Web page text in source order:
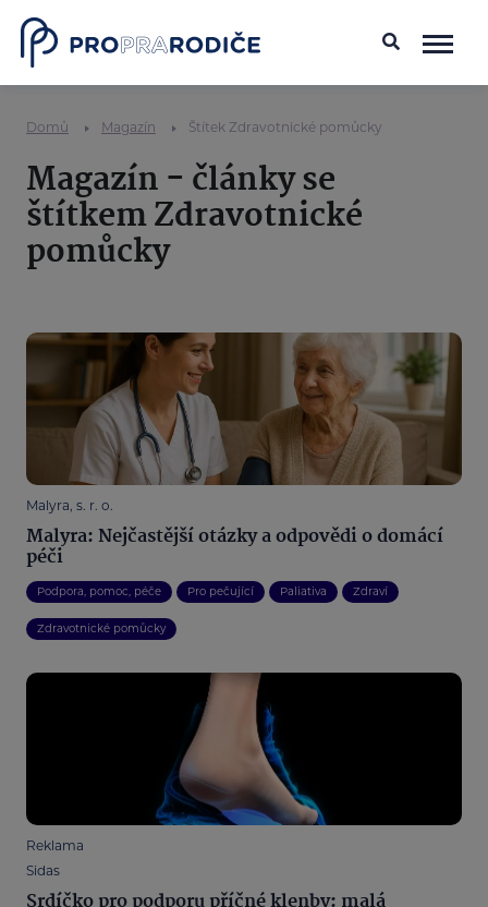
Domů Magazín Štítek Zdravotnické pomůcky
Magazín - články se
štítkem Zdravotnické
pomůcky
Malyra, s. r. o.
Malyra: Nejčastější otázky a odpovědi o domácí
péči
Podpora, pomoc, péče Pro pečující Paliativa Zdraví
Zdravotnické pomůcky
Reklama
Sidas